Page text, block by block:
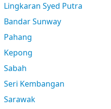
Lingkaran Syed Putra
Bandar Sunway
Pahang
Kepong
Sabah
Seri Kembangan
Sarawak